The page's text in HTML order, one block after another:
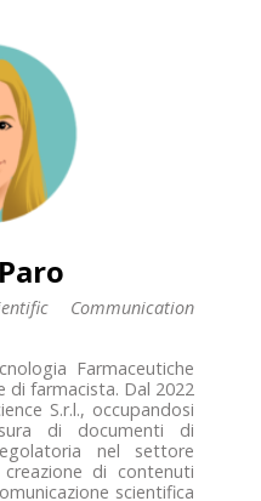
Communication
Farmaceutiche
di farmacista. Dal 2022
S.r.l., occupandosi
di documenti di
nel settore
di contenuti
scientifica